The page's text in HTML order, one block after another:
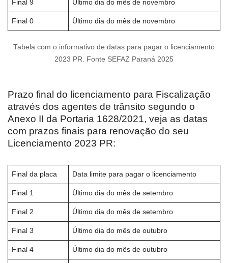
Final 9 Último dia do mês de novembro
Final 0 Último dia do mês de novembro
Tabela com o informativo de datas para pagar o licenciamento
2023 PR. Fonte SEFAZ Paraná 2025
Prazo final do licenciamento para Fiscalização
através dos agentes de trânsito segundo o
Anexo II da Portaria 1628/2021, veja as datas
com prazos finais para renovação do seu
Licenciamento 2023 PR:
Final da placa Data limite para pagar o licenciamento
Final 1 Último dia do mês de setembro
Final 2 Último dia do mês de setembro
Final 3 Último dia do mês de outubro
Final 4 Último dia do mês de outubro